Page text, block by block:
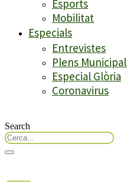
Esports
Mobilitat
Especials
Entrevistes
Plens
Especial Glòria
Coronavirus
Search